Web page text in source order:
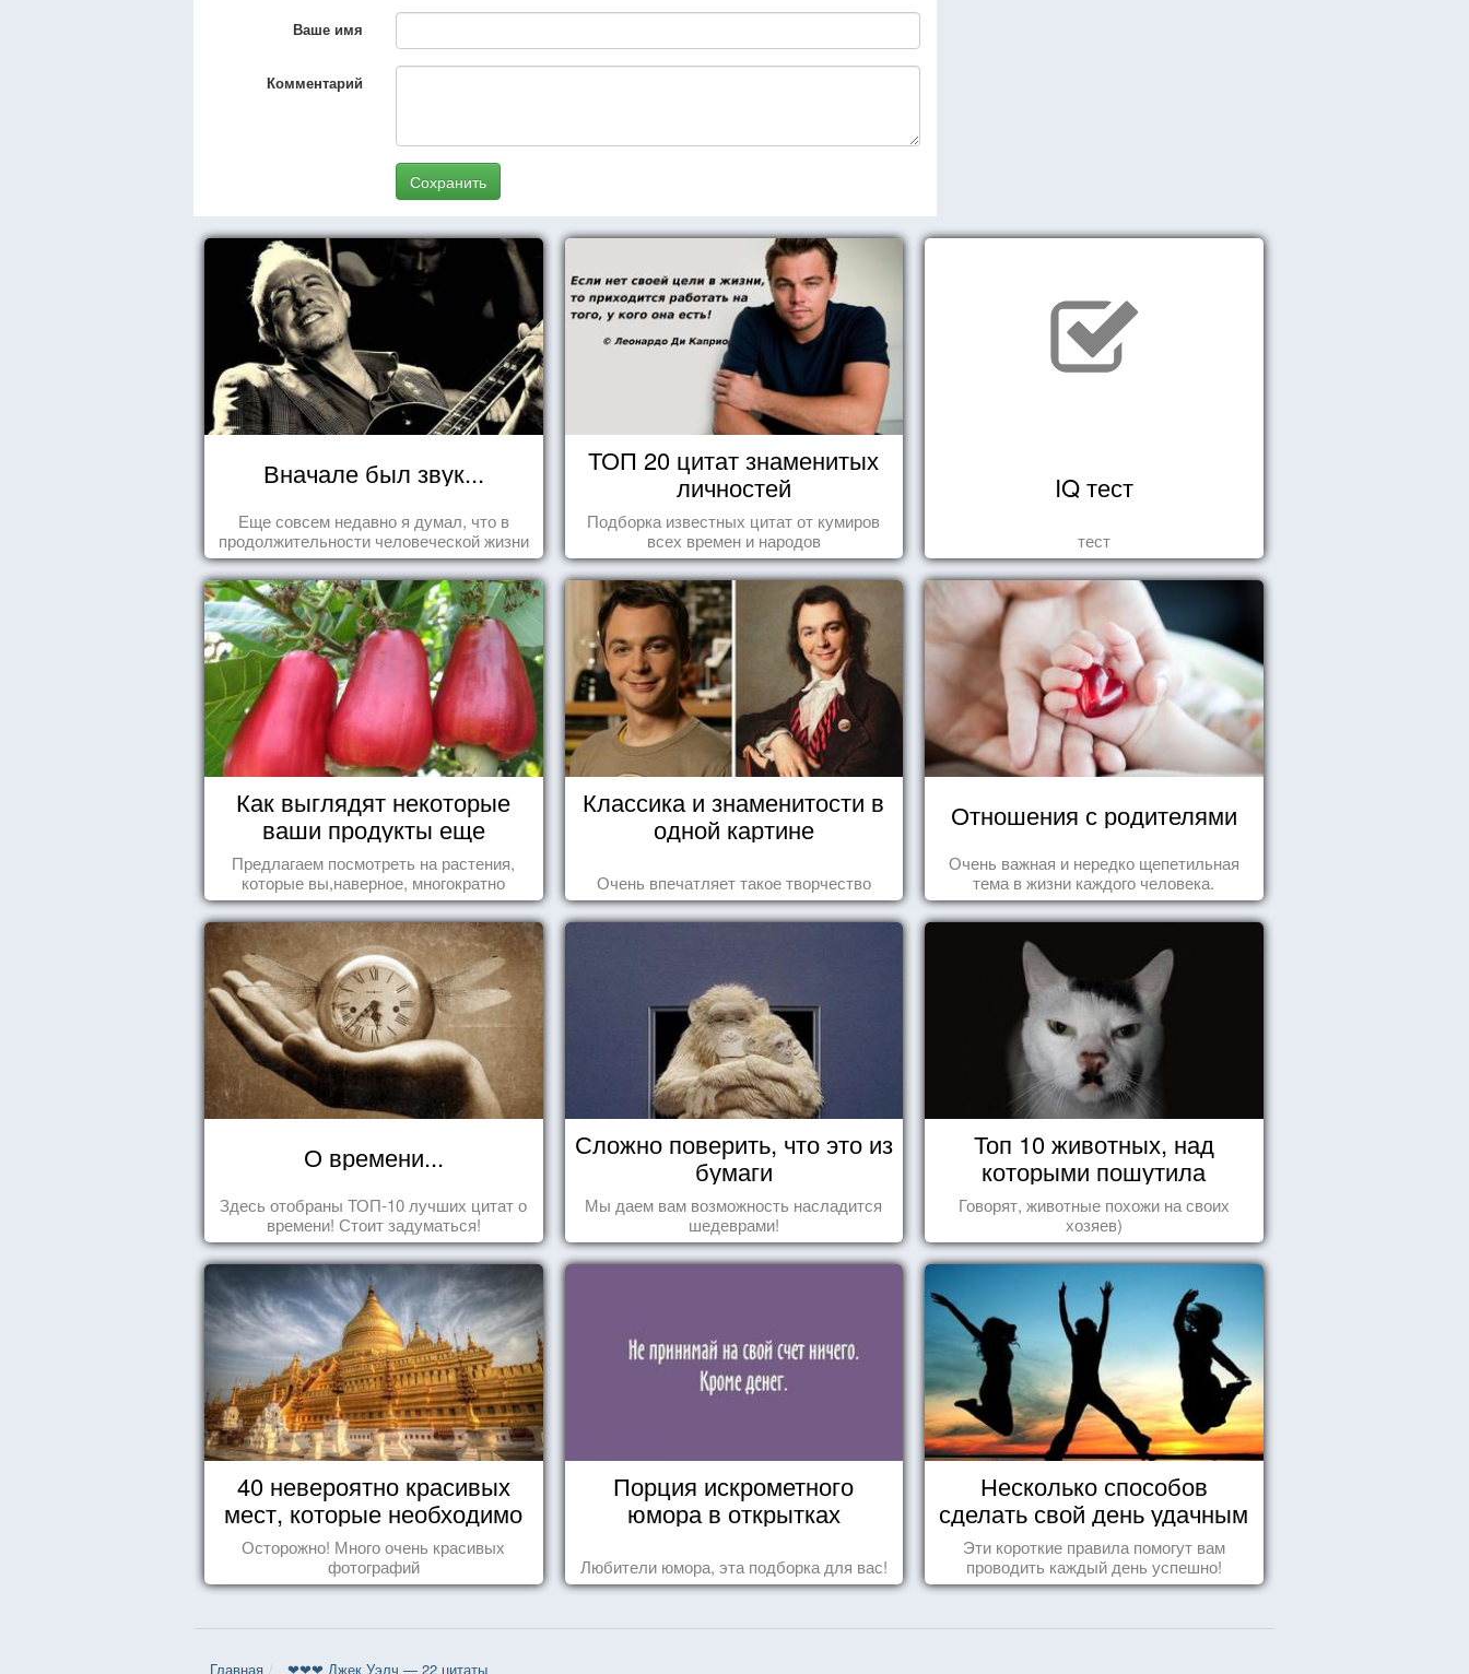
Ваше имя
Комментарий
Сохранить
Вначале был звук...
Еще совсем недавно я думал, что в
продолжительности человеческой жизни
заложена какая-то ошибка.
ТОП 20 цитат знаменитых
личностей
Подборка известных цитат от кумиров
всех времен и народов
IQ тест
тест
Как выглядят некоторые
ваши продукты еще
живыми?
Предлагаем посмотреть на растения,
которые вы,наверное, многократно
видели , но никогда не представляли
себе, что употребляете их в пищу.
Классика и знаменитости в
одной картине
Очень впечатляет такое творчество
Отношения с родителями
Очень важная и нередко щепетильная
тема в жизни каждого человека.
О времени...
Здесь отобраны ТОП-10 лучших цитат о
времени! Стоит задуматься!
Сложно поверить, что это из
бумаги
Мы даем вам возможность насладится
шедеврами!
Топ 10 животных, над
которыми пошутила
природа
Говорят, животные похожи на своих
хозяев)
40 невероятно красивых
мест, которые необходимо
увидеть пока вы живы
Осторожно! Много очень красивых
фотографий
Порция искрометного
юмора в открытках
Любители юмора, эта подборка для вас!
Несколько способов
сделать свой день удачным
Эти короткие правила помогут вам
проводить каждый день успешно!
Главная ❤❤❤ Джек Уэлч — 22 цитаты